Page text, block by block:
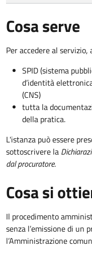
Cosa serve
Per accedere al
SPID (sistema
d’identità
(CNS)
tutta la
della pratica.
L'istanza può essere
sottoscrivere la
dal procuratore.
Cosa si
Il procedimento
senza l’emissione di un
l’Amministrazione